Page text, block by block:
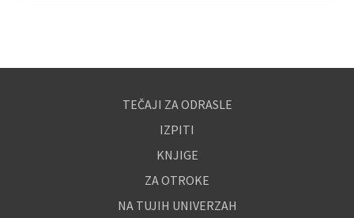
TEČAJI ZA ODRASLE
IZPITI
KNJIGE
ZA OTROKE
NA TUJIH UNIVERZAH